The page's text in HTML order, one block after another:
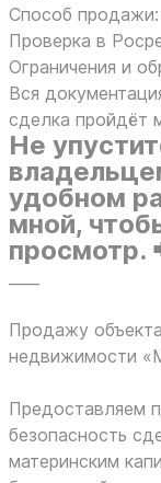
Способ продажи:
Проверка в
Ограничения и
Вся
сделка пройдёт
Не
удобном
мной,
просмотр.
Продажу
недвижимости
Предоставляем
безопасность
материнским